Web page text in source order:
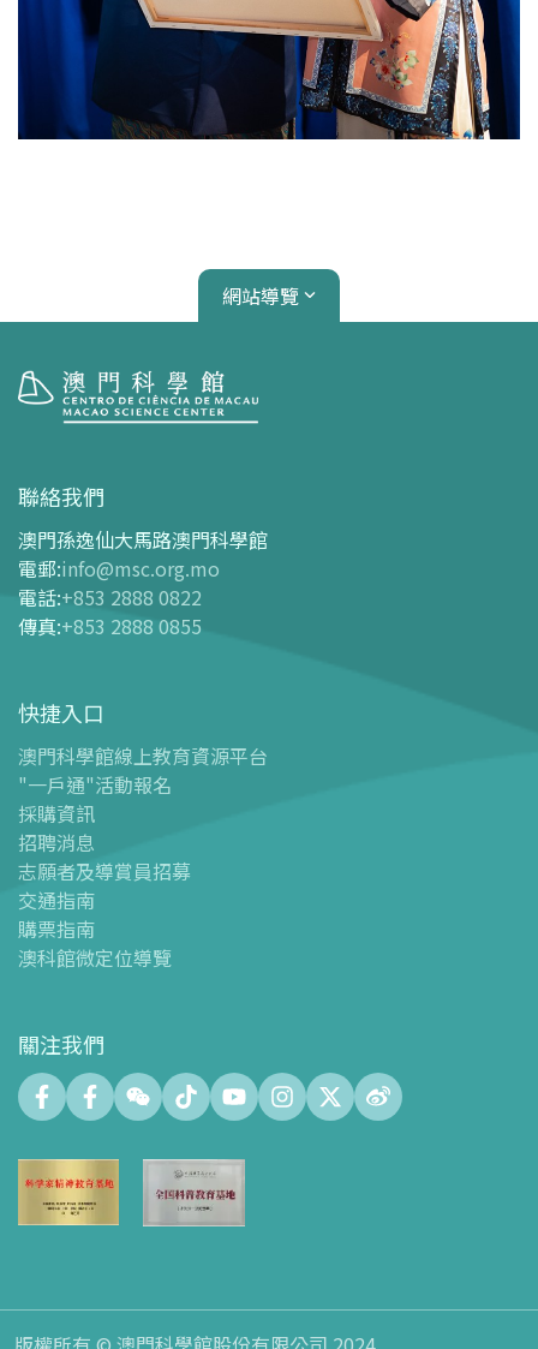
網站導覽
開放時間
交通指南
購票指南
- 網上購票
- 門票及優惠表
導覽圖
- 導覽圖
- 澳科館微定位導覽
場館設施
- 科學館兒童世界
- 展覽中心
- 天文館
- 會議中心
數字化製造實驗室 (FABLAB)
創客空間 (Maker Space)
- 智學園地
十五號展廳
- 科創育才綜合空間
- 停車場
聯絡我們
澳門孫逸仙大馬路澳門科學館
電郵:info@msc.org.mo
電話:+853 2888 0822
傳真:+853 2888 0855
快捷入口
澳門科學館線上教育資源平台
"一戶通"活動報名
採購資訊
招聘消息
志願者及導賞員招募
交通指南
購票指南
澳科館微定位導覽
關注我們